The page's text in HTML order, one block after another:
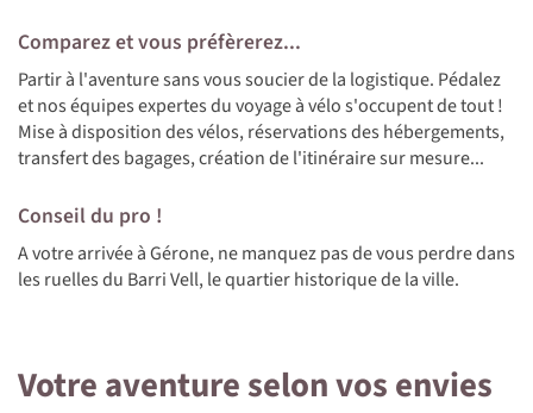
Comparez et vous préfèrerez...
Partir à l'aventure sans vous soucier de la logistique. Pédalez
et nos équipes expertes du voyage à vélo s'occupent de tout !
Mise à disposition des vélos, réservations des hébergements,
transfert des bagages, création de l'itinéraire sur mesure...
Conseil du pro !
A votre arrivée à Gérone, ne manquez pas de vous perdre dans
les ruelles du Barri Vell, le quartier historique de la ville.
Votre aventure selon vos envies